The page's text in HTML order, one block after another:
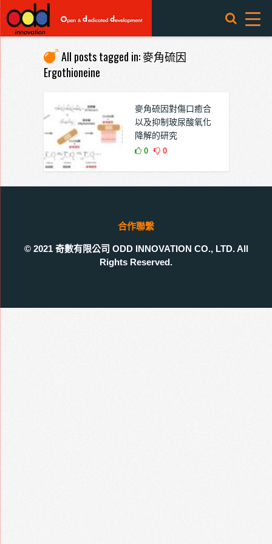
All posts tagged in: 麥角硫因
Ergothioneine
麥角硫因對傷口癒合
以及抑制玻尿酸氧化
降解的研究
0 0
合作聯繫
© 2021 奇數有限公司 ODD INNOVATION CO., LTD. All
Rights Reserved.